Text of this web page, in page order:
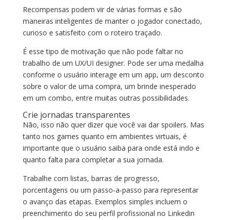
Recompensas podem vir de várias formas e são
maneiras inteligentes de manter o jogador conectado,
curioso e satisfeito com o roteiro traçado.
É esse tipo de motivação que não pode faltar no
trabalho de um UX/UI designer. Pode ser uma medalha
conforme o usuário interage em um app, um desconto
sobre o valor de uma compra, um brinde inesperado
em um combo, entre muitas outras possibilidades.
Crie jornadas transparentes
Não, isso não quer dizer que você vai dar spoilers. Mas
tanto nos games quanto em ambientes virtuais, é
importante que o usuário saiba para onde está indo e
quanto falta para completar a sua jornada.
Trabalhe com listas, barras de progresso,
porcentagens ou um passo-a-passo para representar
o avanço das etapas. Exemplos simples incluem o
preenchimento do seu perfil profissional no Linkedin